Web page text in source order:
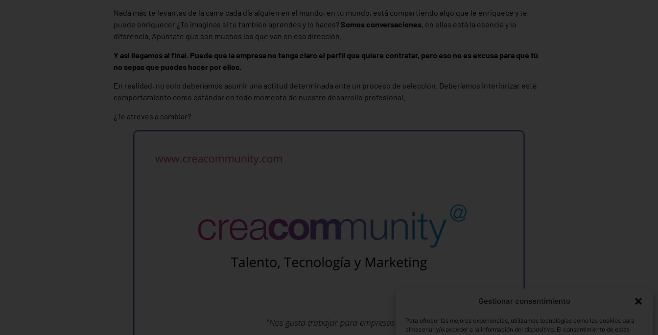
Gestionar consentimiento
Para ofrecer las mejores experiencias, utilizamos tecnologías como las cookies para
almacenar y/o acceder a la información del dispositivo. El consentimiento de estas
Nada más te levantas de la cama cada día alguien en el mundo, en tu mundo, está compartiendo algo que le enriquece y te
puede enriquecer ¿Te imaginas si tu también aprendes y lo haces? Somos conversaciones, en ellas está la esencia y la
diferencia. Apúntate que son muchos los que van en esa dirección.
Y así llegamos al final. Puede que la empresa no tenga claro el perfil que quiere contratar, pero eso no es excusa para que tú
no sepas que puedes hacer por ellos.
En realidad, no solo deberíamos asumir una actitud determinada ante un proceso de selección. Deberíamos interiorizar este
comportamiento como estándar en todo momento de nuestro desarrollo profesional.
¿Te atreves a cambiar?